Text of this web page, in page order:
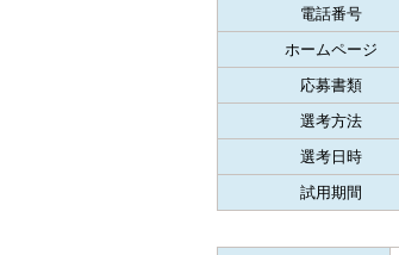
電話番号
ホームページ
応募書類
選考方法
選考日時
試用期間